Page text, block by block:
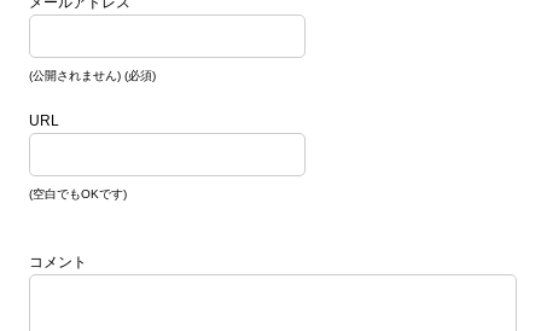
(公開されません) (必須)
URL
(空白でもOKです)
コメント